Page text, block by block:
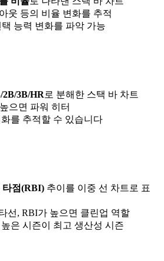
웃 등의 비율 변화를 추적
능력 변화를 파악 가능
2B/3B/HR로 분해한 스택 바 차트
으면 파워 히터
를 추적할 수 있습니다
타점(RBI) 추이를 이중 선 차트로 표
선, RBI가 높으면 클린업 역할
은 시즌이 최고 생산성 시즌